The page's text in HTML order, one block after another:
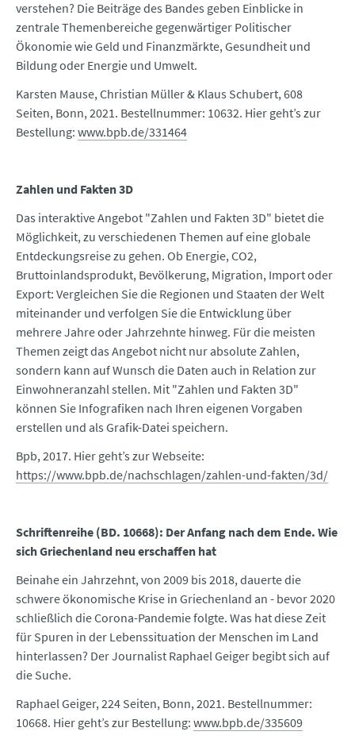
verstehen? Die Beiträge des Bandes geben Einblicke in
zentrale Themenbereiche gegenwärtiger Politischer
Ökonomie wie Geld und Finanzmärkte, Gesundheit und
Bildung oder Energie und Umwelt.
Karsten Mause, Christian Müller & Klaus Schubert, 608
Seiten, Bonn, 2021. Bestellnummer: 10632. Hier geht’s zur
Bestellung: www.bpb.de/331464
Zahlen und Fakten 3D
Das interaktive Angebot "Zahlen und Fakten 3D" bietet die
Möglichkeit, zu verschiedenen Themen auf eine globale
Entdeckungsreise zu gehen. Ob Energie, CO2,
Bruttoinlandsprodukt, Bevölkerung, Migration, Import oder
Export: Vergleichen Sie die Regionen und Staaten der Welt
miteinander und verfolgen Sie die Entwicklung über
mehrere Jahre oder Jahrzehnte hinweg. Für die meisten
Themen zeigt das Angebot nicht nur absolute Zahlen,
sondern kann auf Wunsch die Daten auch in Relation zur
Einwohneranzahl stellen. Mit "Zahlen und Fakten 3D"
können Sie Infografiken nach Ihren eigenen Vorgaben
erstellen und als Grafik-Datei speichern.
Bpb, 2017. Hier geht’s zur Webseite:
https://www.bpb.de/nachschlagen/zahlen-und-fakten/3d/
Schriftenreihe (BD. 10668): Der Anfang nach dem Ende. Wie
sich Griechenland neu erschaffen hat
Beinahe ein Jahrzehnt, von 2009 bis 2018, dauerte die
schwere ökonomische Krise in Griechenland an - bevor 2020
schließlich die Corona-Pandemie folgte. Was hat diese Zeit
für Spuren in der Lebenssituation der Menschen im Land
hinterlassen? Der Journalist Raphael Geiger begibt sich auf
die Suche.
Raphael Geiger, 224 Seiten, Bonn, 2021. Bestellnummer:
10668. Hier geht’s zur Bestellung: www.bpb.de/335609